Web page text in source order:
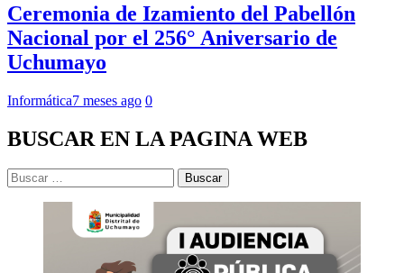
Ceremonia de Izamiento del Pabellón
Nacional por el 256° Aniversario de
Uchumayo
Informática7 meses ago 0
BUSCAR EN LA PAGINA WEB
Buscar: